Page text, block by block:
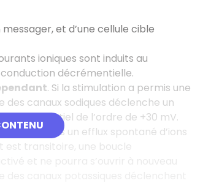
et d’une cellule cible
ioniques sont induits au
décrémentielle.
. Si la stimulation a permis une
des canaux sodiques déclenche un
de potentiel de l’ordre de +30 mV.
alors un efflux spontané d’ions
est transitoire, une boucle